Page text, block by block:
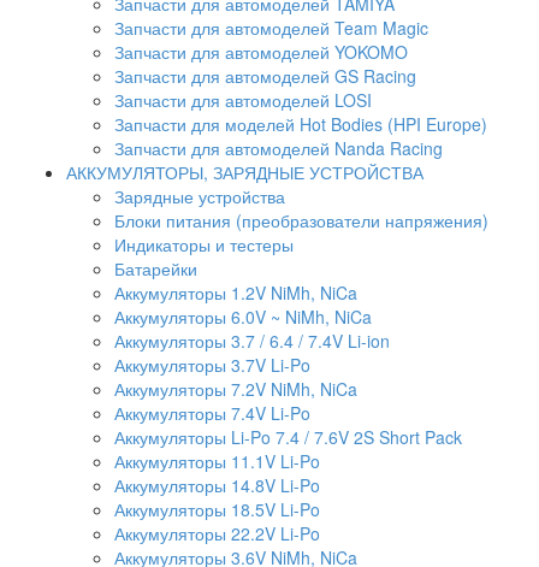
Запчасти для автомоделей Team Magic
Запчасти для автомоделей YOKOMO
Запчасти для автомоделей GS Racing
Запчасти для автомоделей LOSI
Запчасти для моделей Hot Bodies (HPI Europe)
Запчасти для автомоделей Nanda Racing
АККУМУЛЯТОРЫ, ЗАРЯДНЫЕ УСТРОЙСТВА
Зарядные устройства
Блоки питания (преобразователи напряжения)
Индикаторы и тестеры
Батарейки
Аккумуляторы 1.2V NiMh, NiCa
Аккумуляторы 6.0V ~ NiMh, NiCa
Аккумуляторы 3.7 / 6.4 / 7.4V Li-ion
Аккумуляторы 3.7V Li-Po
Аккумуляторы 7.2V NiMh, NiCa
Аккумуляторы 7.4V Li-Po
Аккумуляторы Li-Po 7.4 / 7.6V 2S Short Pack
Аккумуляторы 11.1V Li-Po
Аккумуляторы 14.8V Li-Po
Аккумуляторы 18.5V Li-Po
Аккумуляторы 22.2V Li-Po
Аккумуляторы 3.6V NiMh, NiCa